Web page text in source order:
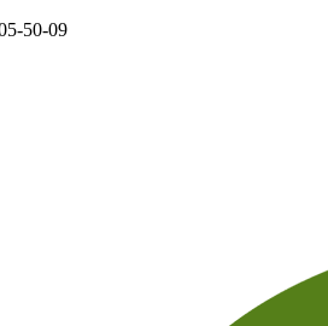
50-09